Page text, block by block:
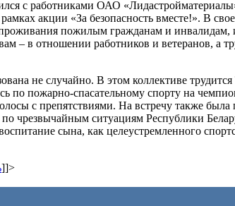
с работниками ОАО
акции «За безопасность вместе!». В
пожилым гражданам и инвалидам,
– в отношении работников и ветеранов, а
не случайно. В этом коллективе
по пожарно-спасательному спорту на
с препятствиями. На встречу также
чрезвычайным ситуациям Республики
сына, как целеустремленного
]]>